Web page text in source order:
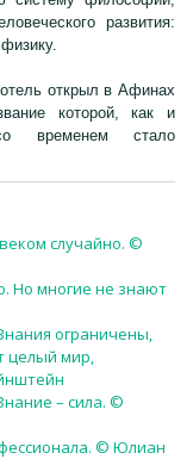
развития:
открыл в Афинах
которой, как и
временем стало
случайно. ©
Но многие не знают
ограничены,
целый мир,
– сила. ©
© Юлиан